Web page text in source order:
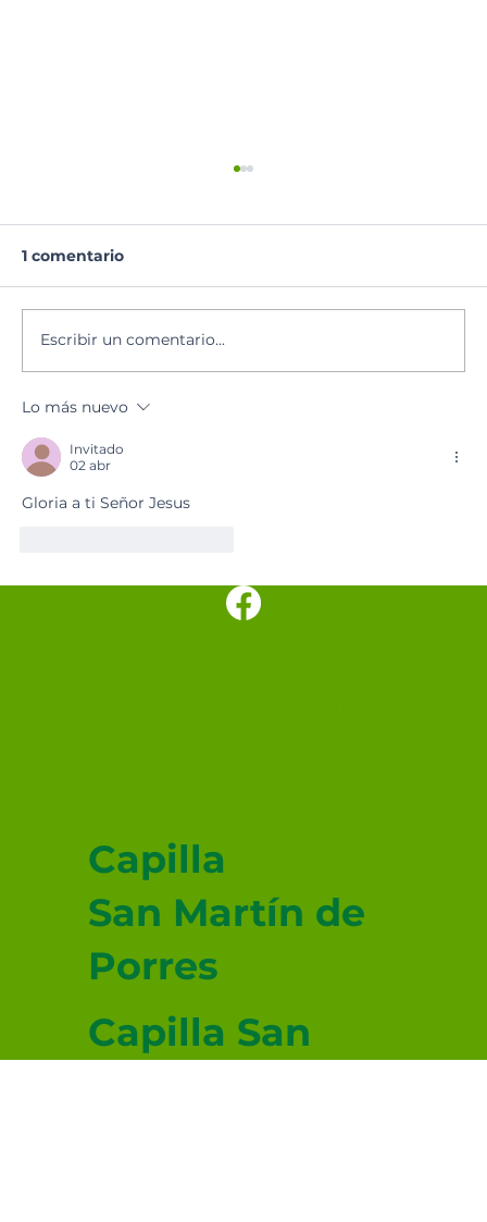
1 comentario
Escribir un comentario...
Lo más nuevo
Invitado
02 abr
Gloria a ti Señor Jesus
Capilla
San Martín de
Porres
Capilla San